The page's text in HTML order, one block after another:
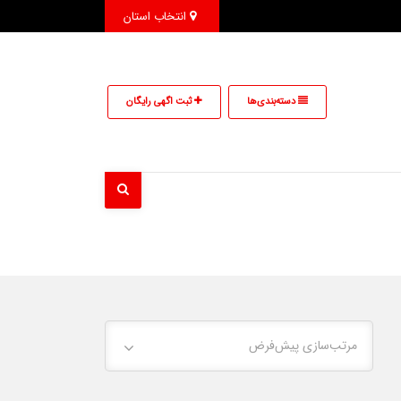
دسته‌بندی‌ها ثبت اگهی رایگان
مرتب‌سازی پیش‌فرض